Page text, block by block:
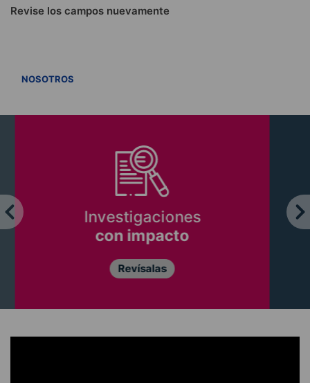
Revise los campos nuevamente
NOSOTROS
Premios obtenidos
Ver premios